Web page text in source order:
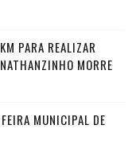
PARA REALIZAR
MORRE
MUNICIPAL DE